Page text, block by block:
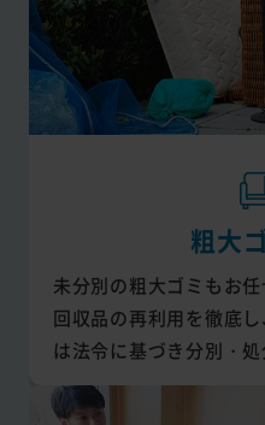
粗大
未分別の粗大ゴミもお
回収品の再利用を徹底
は法令に基づき分別・処